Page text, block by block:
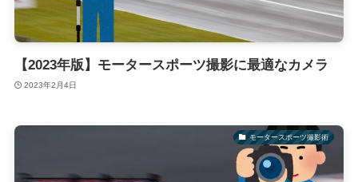
【2023年版】モータースポーツ撮影に最適なカメラ
2023年2月4日
モータースポーツ撮影術